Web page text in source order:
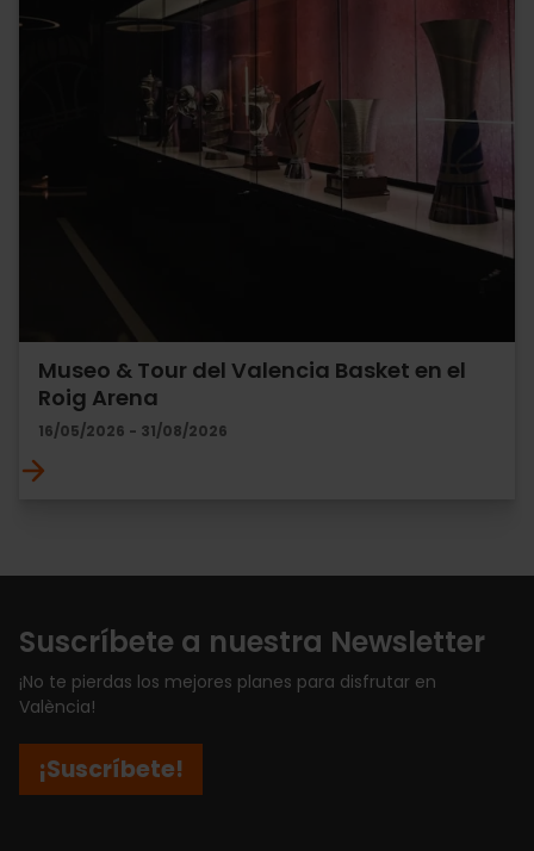
Museo & Tour del Valencia Basket en el
Roig Arena
16/05/2026 - 31/08/2026
Suscríbete a nuestra Newsletter
¡No te pierdas los mejores planes para disfrutar en
València!
¡Suscríbete!